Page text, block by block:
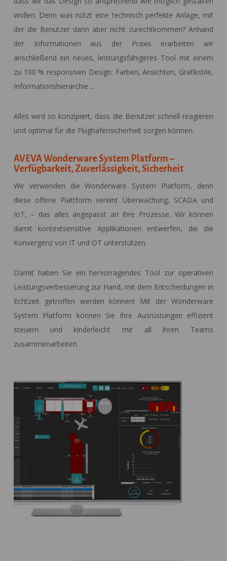
wollen. Denn was nützt eine technisch perfekte Anlage, mit
der die Benutzer dann aber nicht zurechtkommen? Anhand
der Informationen aus der Praxis erarbeiten wir
anschließend ein neues, leistungsfähigeres Tool mit einem
zu 100 % responsiven Design: Farben, Ansichten, Grafikstile,
Informationshierarchie ...
Alles wird so konzipiert, dass die Benutzer schnell reagieren
und optimal für die Flughafensicherheit sorgen können.
AVEVA Wonderware System Platform –
Verfügbarkeit, Zuverlässigkeit, Sicherheit
Wir verwenden die Wonderware System Platform, denn
diese offene Plattform vereint Überwachung, SCADA und
IoT, – das alles angepasst an Ihre Prozesse. Wir können
damit kontextsensitive Applikationen entwerfen, die die
Konvergenz von IT und OT unterstützen.
Damit haben Sie ein hervorragendes Tool zur operativen
Leistungsverbesserung zur Hand, mit dem Entscheidungen in
Echtzeit getroffen werden können! Mit der Wonderware
System Platform können Sie Ihre Ausrüstungen effizient
steuern und kinderleicht mit all ihren Teams
zusammenarbeiten.